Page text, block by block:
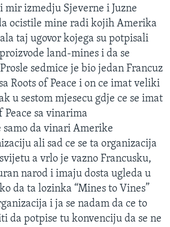
mir izmedju Sjeverne i Juzne
ocistile mine radi kojih Amerika
taj ugovor kojega su potpisali
land-mines i da se
sedmice je bio jedan Francuz
Roots of Peace i on ce imat veliki
u sestom mjesecu gdje ce se imat
Peace sa vinarima
da vinari Amerike
ali sad ce se ta organizacija
a vrlo je vazno Francusku,
narod i imaju dosta ugleda u
da ta lozinka “Mines to Vines”
i ja se nadam da ce to
da potpise tu konvenciju da se ne